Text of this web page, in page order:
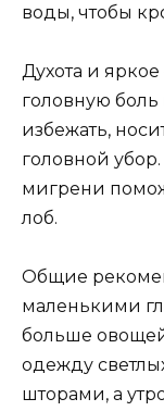
воды, чтобы
Духота и
головную боль
избежать,
головной
мигрени
лоб.
Общие
маленькими
больше
одежду
шторами, а